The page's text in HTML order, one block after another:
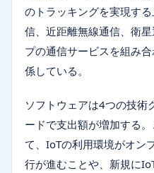
のトラッキングを実現す
信、近距離無線通信、衛
プの通信サービスを組み
係している。
ソフトウェアは4つの技術
ードで支出額が増加する
て、IoTの利用環境がオン
行が進むことや、新規に